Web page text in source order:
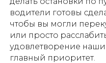
водители готовы
чтобы вы могли
или просто
удовлетворение
главный приоритет.